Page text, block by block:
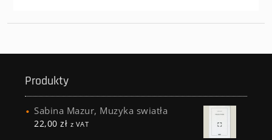
Produkty
Sabina Mazur, Muzyka swiatła
22,00zł z VAT